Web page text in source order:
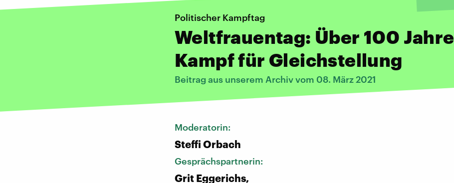
Politischer Kampftag
Weltfrauentag: Über 100 Jahre
Kampf für Gleichstellung
Beitrag aus unserem Archiv vom 08. März 2021
Moderatorin:
Steffi Orbach
Gesprächspartnerin:
Grit Eggerichs,